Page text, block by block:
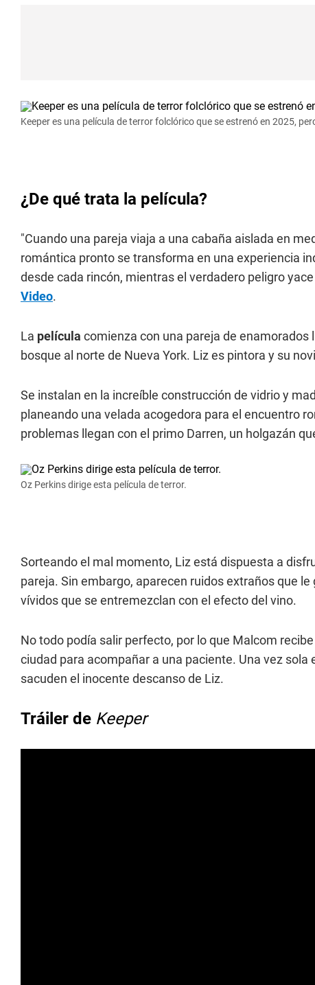
Keeper es una película de terror folclórico que se estrenó en 2025,
¿De qué trata la película?
"Cuando una pareja viaja a una cabaña aislada en
romántica pronto se transforma en una experiencia
desde cada rincón, mientras el verdadero peligro
Video.
La película comienza con una pareja de
bosque al norte de Nueva York. Liz es pintora y su
Se instalan en la increíble construcción de vidrio y
planeando una velada acogedora para el encuentro
problemas llegan con el primo Darren, un holgazán
Oz Perkins dirige esta película de terror.
Sorteando el mal momento, Liz está dispuesta a
pareja. Sin embargo, aparecen ruidos extraños que
vívidos que se entremezclan con el efecto del vino.
No todo podía salir perfecto, por lo que Malcom
ciudad para acompañar a una paciente. Una vez
sacuden el inocente descanso de Liz.
Tráiler de Keeper